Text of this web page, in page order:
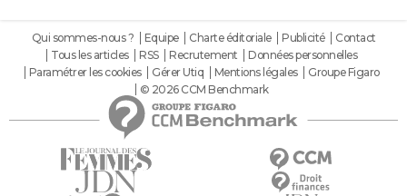
Qui sommes-nous ? Equipe Charte éditoriale Publicité
Contact
Tous les articles
RSS Recrutement
Données personnelles
Paramétrer les cookies
Gérer Utiq Mentions légales
Groupe Figaro
© 2026 CCM Benchmark